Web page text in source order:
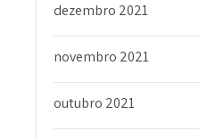
dezembro 2021
novembro 2021
outubro 2021